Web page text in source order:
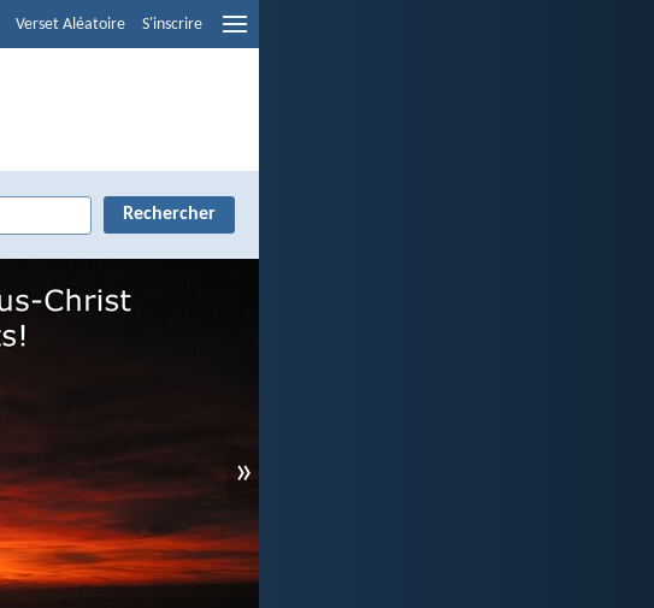
Verset Aléatoire S'inscrire
»